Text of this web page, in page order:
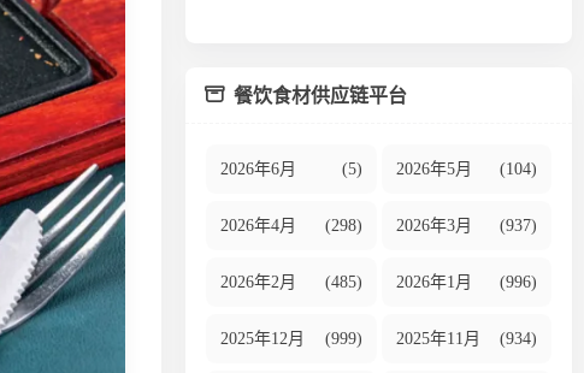
餐饮食材供应链平台
2026年6月 (5) 2026年5月 (104)
2026年4月 (298) 2026年3月 (937)
2026年2月 (485) 2026年1月 (996)
2025年12月 (999) 2025年11月 (934)